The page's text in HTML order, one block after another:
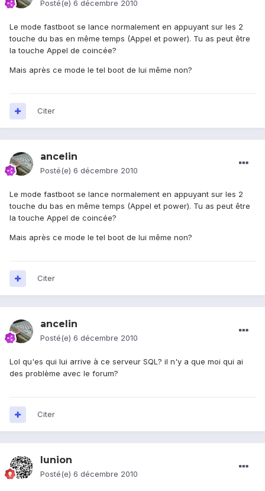
Posté(e) 6 décembre 2010
Le mode fastboot se lance normalement en appuyant sur les 2
touche du bas en même temps (Appel et power). Tu as peut être
la touche Appel de coincée?
Mais après ce mode le tel boot de lui même non?
Citer
ancelin
Posté(e) 6 décembre 2010
Le mode fastboot se lance normalement en appuyant sur les 2
touche du bas en même temps (Appel et power). Tu as peut être
la touche Appel de coincée?
Mais après ce mode le tel boot de lui même non?
Citer
ancelin
Posté(e) 6 décembre 2010
Lol qu'es qui lui arrive à ce serveur SQL? il n'y a que moi qui ai
des problème avec le forum?
Citer
lunion
Posté(e) 6 décembre 2010